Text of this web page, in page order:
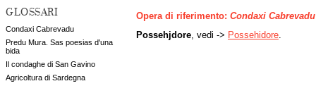
GLOSSARI
Condaxi Cabrevadu
Predu Mura. Sas poesias d'una
bida
Il condaghe di San Gavino
Agricoltura di Sardegna
Opera di riferimento: Condaxi Cabrevadu
Possehjdore , vedi -> Possehidore